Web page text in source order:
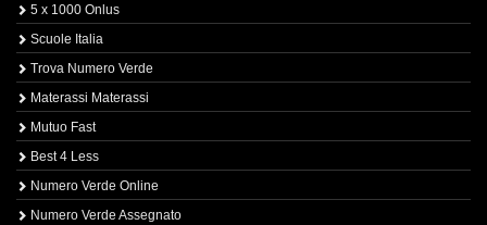
5 x 1000 Onlus
Scuole Italia
Trova Numero Verde
Materassi Materassi
Mutuo Fast
Best 4 Less
Numero Verde Online
Numero Verde Assegnato